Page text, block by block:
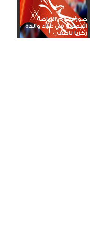
صور نجوم الرياضة
المصرية في عزاء والدة
زكريا ناصف_0